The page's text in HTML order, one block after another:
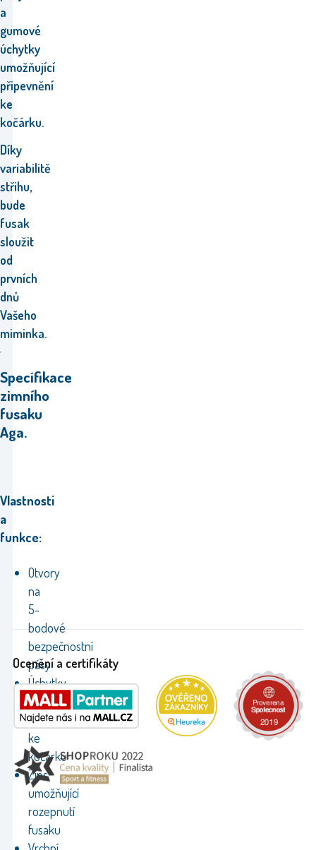
a
gumové
úchytky
umožňující
připevnění
ke
kočárku.
Díky
variabilitě
střihu,
bude
fusak
sloužit
od
prvních
dnů
Vašeho
miminka.
Specifikace
zimního
fusaku
Aga.
Vlastnosti
a
funkce:
Otvory
na
5-
bodové
bezpečnostní
pásy
Úchytky
umožňující
připevnění
ke
kočárku
Zips
umožňující
rozepnutí
fusaku
Ocenění a certifikáty